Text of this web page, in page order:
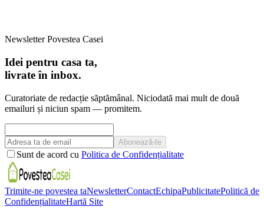
Newsletter Povestea Casei
Idei pentru casa ta,
livrate în inbox.
Curatoriate de redacție săptămânal. Niciodată mai mult de două
emailuri și niciun spam — promitem.
Abonează-te
Sunt de acord cu Politica de Confidențialitate
Trimite-ne povestea taNewsletterContactEchipaPublicitatePolitică de
ConfidențialitateHartă Site